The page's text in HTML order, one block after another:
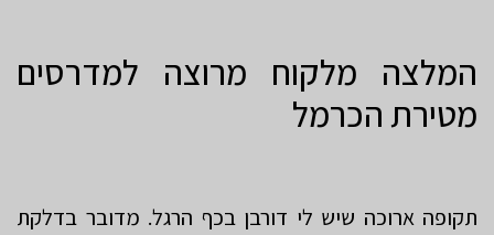
המלצה מלקוח מרוצה למדרסים
מטירת הכרמל
תקופה ארוכה שיש לי דורבן בכף הרגל. מדובר בדלקת